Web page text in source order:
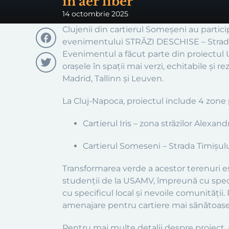
14 octombrie 2025
Facebook
Twitter
Clujenii din cartierul Someșeni au
evenimentului STRĂZI DESCHISE –
Evenimentul a făcut parte din proiectul
orașele în spații mai verzi, echitabile și
Madrid, Tallinn și Leuven.
La Cluj-Napoca, proiectul include 4
Cartierul Iris – zona străzilor
Cartierul Someseni – Strada
Transformarea verde a acestor terenuri
studenții de la USAMV, împreună cu
cu specificul local și nevoile
amenajare pentru cartiere mai